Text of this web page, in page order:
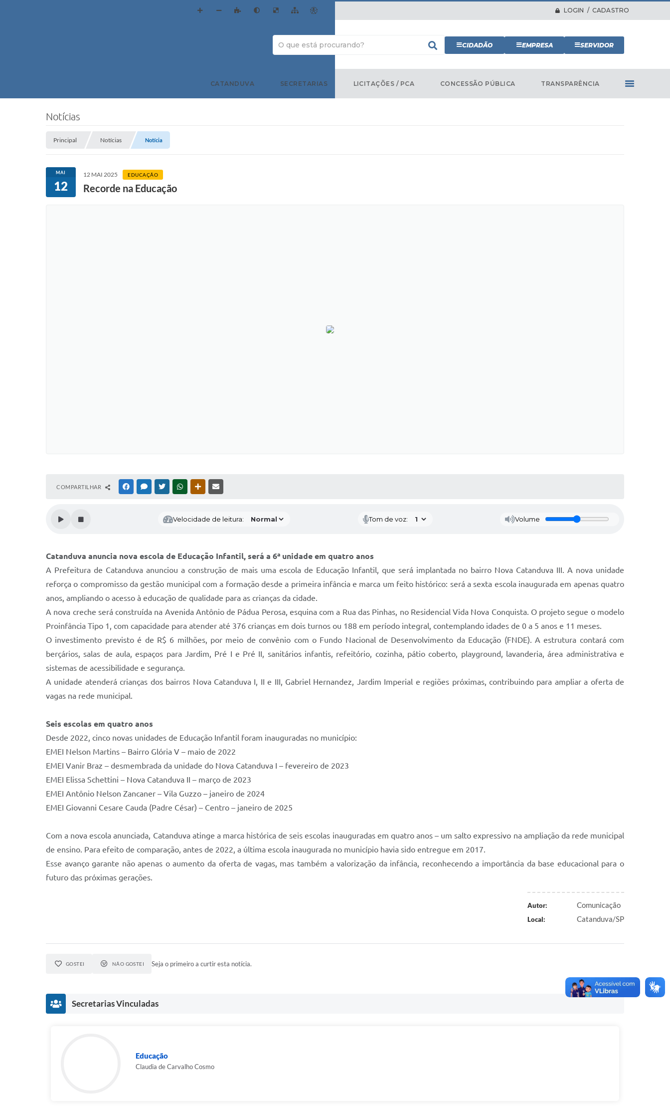
LOGIN / CADASTRO
CIDADÃO EMPRESA SERVIDOR
CATANDUVA SECRETARIAS LICITAÇÕES / PCA CONCESSÃO PÚBLICA TRANSPARÊNCIA
Notícias
Principal Notícias Notícia
MAI
12
12 MAI 2025 EDUCAÇÃO
Recorde na Educação
COMPARTILHAR FACEBOOKMESSENGER
TWITTERWHATSAPPOUTRAS MÍDIAS
Velocidade de leitura: Tom de voz: Volume
Catanduva anuncia nova escola de Educação Infantil, será a 6ª unidade em quatro anos
A Prefeitura de Catanduva anunciou a construção de mais uma escola de Educação Infantil, que será implantada no bairro Nova Catanduva III. A nova unidade
reforça o compromisso da gestão municipal com a formação desde a primeira infância e marca um feito histórico: será a sexta escola inaugurada em apenas quatro
anos, ampliando o acesso à educação de qualidade para as crianças da cidade.
A nova creche será construída na Avenida Antônio de Pádua Perosa, esquina com a Rua das Pinhas, no Residencial Vida Nova Conquista. O projeto segue o modelo
Proinfância Tipo 1, com capacidade para atender até 376 crianças em dois turnos ou 188 em período integral, contemplando idades de 0 a 5 anos e 11 meses.
O investimento previsto é de R$ 6 milhões, por meio de convênio com o Fundo Nacional de Desenvolvimento da Educação (FNDE). A estrutura contará com
berçários, salas de aula, espaços para Jardim, Pré I e Pré II, sanitários infantis, refeitório, cozinha, pátio coberto, playground, lavanderia, área administrativa e
sistemas de acessibilidade e segurança.
A unidade atenderá crianças dos bairros Nova Catanduva I, II e III, Gabriel Hernandez, Jardim Imperial e regiões próximas, contribuindo para ampliar a oferta de
vagas na rede municipal.
Seis escolas em quatro anos
Desde 2022, cinco novas unidades de Educação Infantil foram inauguradas no município:
EMEI Nelson Martins – Bairro Glória V – maio de 2022
EMEI Vanir Braz – desmembrada da unidade do Nova Catanduva I – fevereiro de 2023
EMEI Elissa Schettini – Nova Catanduva II – março de 2023
EMEI Antônio Nelson Zancaner – Vila Guzzo – janeiro de 2024
EMEI Giovanni Cesare Cauda (Padre César) – Centro – janeiro de 2025
Com a nova escola anunciada, Catanduva atinge a marca histórica de seis escolas inauguradas em quatro anos – um salto expressivo na ampliação da rede municipal
de ensino. Para efeito de comparação, antes de 2022, a última escola inaugurada no município havia sido entregue em 2017.
Esse avanço garante não apenas o aumento da oferta de vagas, mas também a valorização da infância, reconhecendo a importância da base educacional para o
futuro das próximas gerações.
Autor: Comunicação
Local: Catanduva/SP
GOSTEI NÃO GOSTEI Seja o primeiro a curtir esta notícia.
Secretarias Vinculadas
Educação
Claudia de Carvalho Cosmo